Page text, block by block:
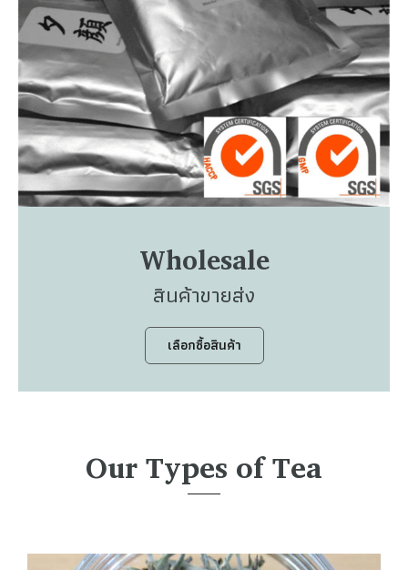
Wholesale
สินค้าขายส่ง
เลือกซื้อสินค้า
Our Types of Tea